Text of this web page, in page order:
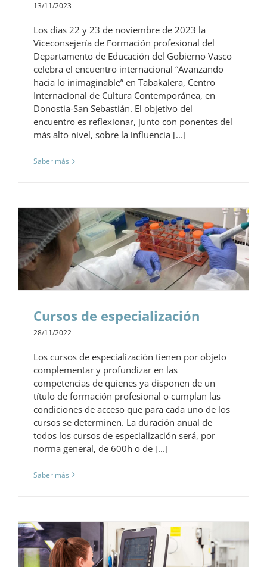
13/11/2023
Los días 22 y 23 de noviembre de 2023 la
Viceconsejería de Formación profesional del
Departamento de Educación del Gobierno Vasco
celebra el encuentro internacional “Avanzando
hacia lo inimaginable” en Tabakalera, Centro
Internacional de Cultura Contemporánea, en
Donostia-San Sebastián. El objetivo del
encuentro es reflexionar, junto con ponentes del
más alto nivel, sobre la influencia [...]
Saber más
Cursos de especialización
28/11/2022
Los cursos de especialización tienen por objeto
complementar y profundizar en las
competencias de quienes ya disponen de un
título de formación profesional o cumplan las
condiciones de acceso que para cada uno de los
cursos se determinen. La duración anual de
todos los cursos de especialización será, por
norma general, de 600h o de [...]
Saber más